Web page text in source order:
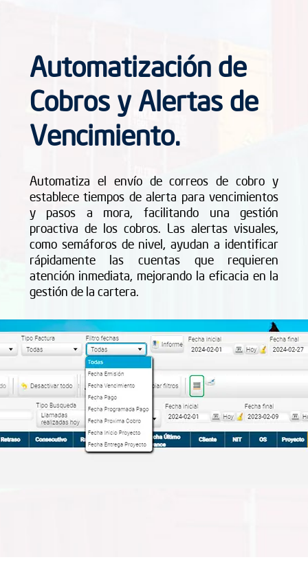
Automatización de
Cobros y Alertas de
Vencimiento.
Automatiza el envío de correos de cobro y
establece tiempos de alerta para vencimientos
y pasos a mora, facilitando una gestión
proactiva de los cobros. Las alertas visuales,
como semáforos de nivel, ayudan a identificar
rápidamente las cuentas que requieren
atención inmediata, mejorando la eficacia en la
gestión de la cartera.